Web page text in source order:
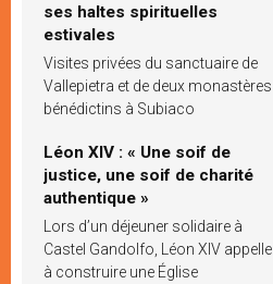
ses haltes spirituelles
estivales
Visites privées du sanctuaire de
Vallepietra et de deux monastères
bénédictins à Subiaco
Léon XIV : « Une soif de
justice, une soif de charité
authentique »
Lors d’un déjeuner solidaire à
Castel Gandolfo, Léon XIV appelle
à construire une Église